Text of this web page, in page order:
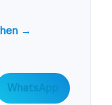
→
WhatsApp